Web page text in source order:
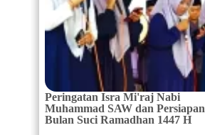
Peringatan Isra Mi'raj Nabi
Muhammad SAW dan Persiapan
Bulan Suci Ramadhan 1447 H